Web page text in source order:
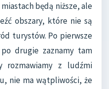
będą niższe, ale
obszary, które nie są
turystów. Po pierwsze
drugie zaznamy tam
rozmawiamy z ludźmi
nie ma wątpliwości, że